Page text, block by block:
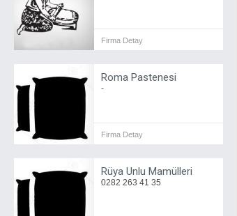
Firma Detay
Roma Pastenesi
-
Firma Detay
Rüya Unlu Mamülleri
0282 263 41 35